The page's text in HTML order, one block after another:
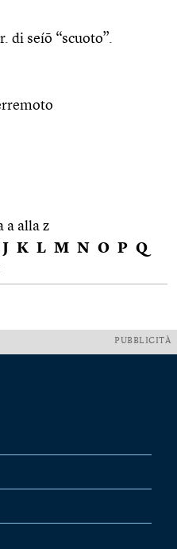
di seíō “scuoto”.
a alla z
J K L M N O P Q
PUBBLICITÀ